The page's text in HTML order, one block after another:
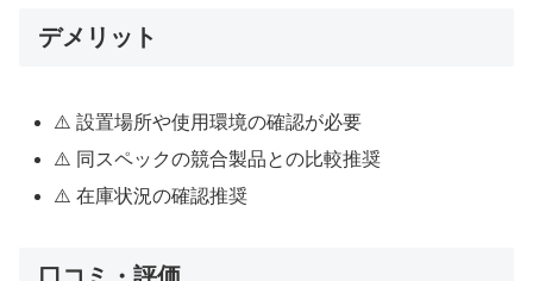
デメリット
⚠️ 設置場所や使用環境の確認が必要
⚠️ 同スペックの競合製品との比較推奨
⚠️ 在庫状況の確認推奨